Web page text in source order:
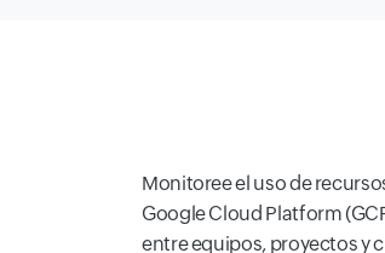
Monitoree el uso de
Google Cloud Platform
entre equipos, proyectos y